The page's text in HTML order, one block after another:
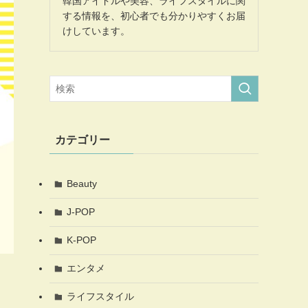
する情報を、初心者でも分かりやすくお届
けしています。
カテゴリー
Beauty
J-POP
K-POP
エンタメ
ライフスタイル